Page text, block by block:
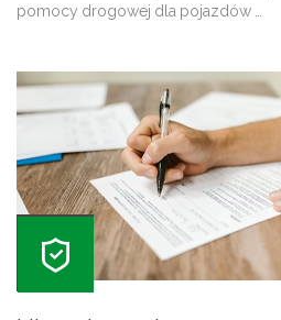
pomocy drogowej dla pojazdów …